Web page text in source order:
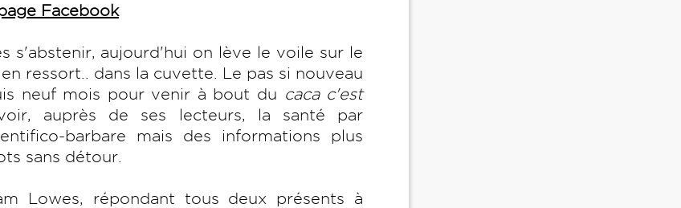
Facebook
s'abstenir, aujourd'hui on lève le voile sur le
ressort.. dans la cuvette. Le pas si nouveau
neuf mois pour venir à bout du caca c'est
auprès de ses lecteurs, la santé par
barbare mais des informations plus
sans détour.
Lowes, répondant tous deux présents à